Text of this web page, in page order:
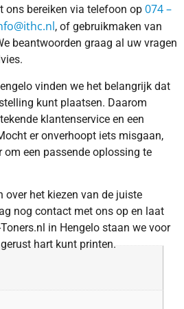
ons bereiken via telefoon op 074 –
, of gebruikmaken van
beantwoorden graag al uw vragen
vinden we het belangrijk dat
kunt plaatsen. Daarom
klantenservice en een
er onverhoopt iets misgaan,
een passende oplossing te
over het kiezen van de juiste
nog contact met ons op en laat
in Hengelo staan we voor
hart kunt printen.